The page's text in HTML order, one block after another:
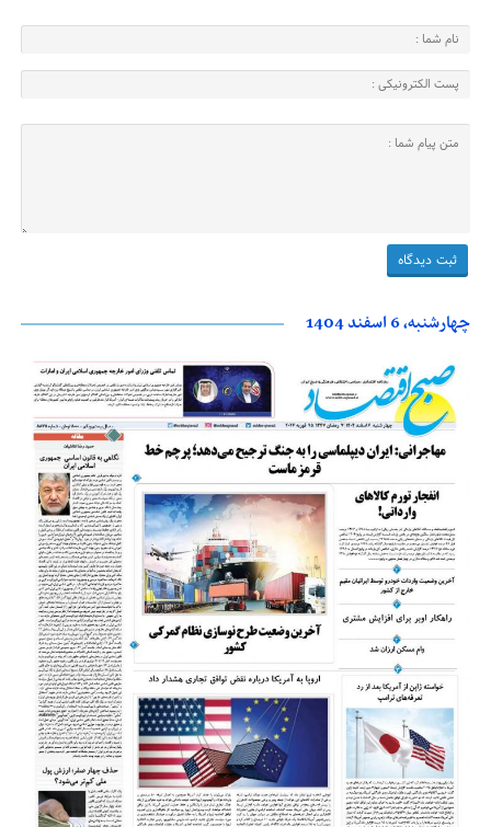
چهارشنبه، 6 اسفند 1404